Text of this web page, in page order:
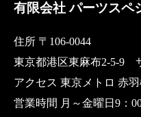
有限会社 パーツスペ
住所 〒106-0044
東京都港区東麻布2-5-9
アクセス 東京メトロ 赤
営業時間 月～金曜日9：